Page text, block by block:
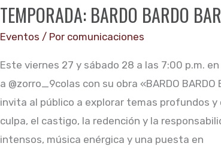
TEMPORADA: BARDO BARDO
Eventos / Por comunicaciones
Este viernes 27 y sábado 28 a las 7:00 p.m.
a @zorro_9colas con su obra «BARDO BARDO
invita al público a explorar temas profundos y
culpa, el castigo, la redención y la
intensos, música enérgica y una puesta en
BARDO
BARDO,
9
COLAS